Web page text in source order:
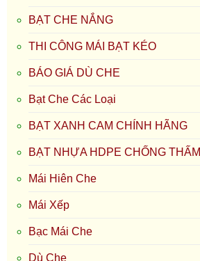
BẠT CHE NẮNG
THI CÔNG MÁI BẠT KÉO
BÁO GIÁ DÙ CHE
Bạt Che Các Loại
BẠT XANH CAM CHÍNH HÃNG
BẠT NHỰA HDPE CHỐNG THẤM
Mái Hiên Che
Mái Xếp
Bạc Mái Che
Dù Che